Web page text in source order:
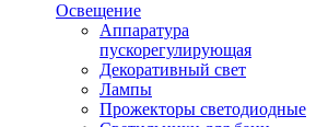
Освещение
Аппаратура
пускорегулирующая
Декоративный свет
Лампы
Прожекторы светодиодные